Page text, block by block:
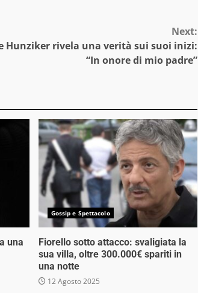
Next:
Hunziker rivela una verità sui suoi inizi:
“In onore di mio padre”
una
Gossip e Spettacolo
Fiorello sotto attacco: svaligiata la
sua villa, oltre 300.000€ spariti in
una notte
12 Agosto 2025